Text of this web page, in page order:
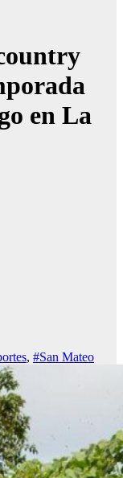
en La
, #San Mateo